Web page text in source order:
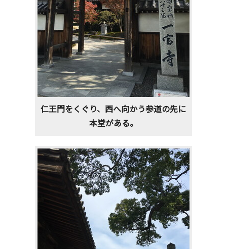
仁王門をくぐり、西へ向かう参道の先に
本堂がある。